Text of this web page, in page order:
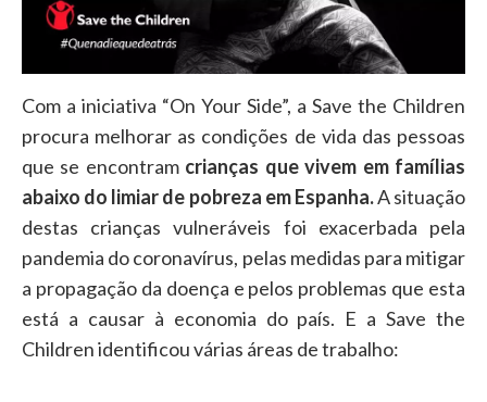
Com a iniciativa “On Your Side”, a Save the Children
procura melhorar as condições de vida das pessoas
que se encontram crianças que vivem em famílias
abaixo do limiar de pobreza em Espanha.A situação
destas crianças vulneráveis foi exacerbada pela
pandemia do coronavírus, pelas medidas para mitigar
a propagação da doença e pelos problemas que esta
está a causar à economia do país. E a Save the
Children identificou várias áreas de trabalho: